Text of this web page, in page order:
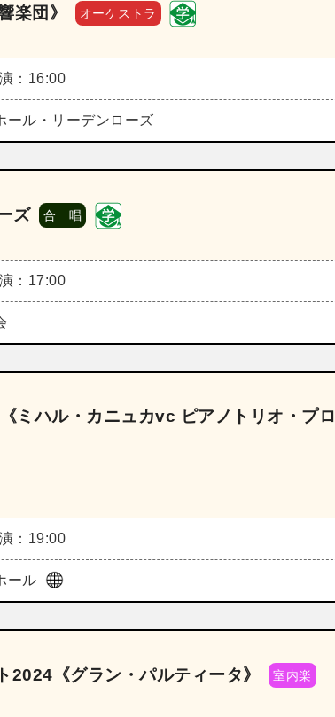
楽団》 オーケストラ
：16:00
ール・リーデンローズ
ズ 合 唱
：17:00
ハル・カニュカvc ピアノトリオ・プロ
：19:00
ール
《グラン・パルティータ》 室内楽